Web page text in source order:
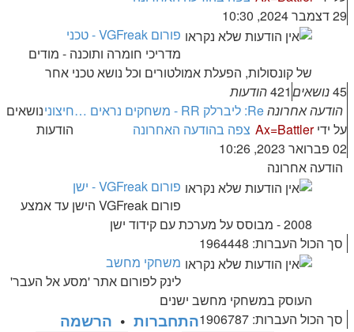
29 דצמבר 2024, 10:30
פורום VGFreak - טכני
מדריכי חומרה ותוכנה - מודים
של קונסולות, הפעלת אמולטורים וכל נושא טכני אחר
45נושאים421הודעות
הודעה אחרונהRe: ליברלק RR - משחקים נראים …
על ידיAx=Battler צפה בהודעה האחרונה
02 פברואר 2023, 10:26
חיצונינושאים
הודעות
הודעה אחרונה
פורום VGFreak - ישן
פורום VGFreak הישן עד אמצע
2008 - מבוסס על מערכת עם קידוד ישן
סך הכול העברות: 1964448
משחקי מחשב
לינק לפורום אתר 'מסע אל העבר'
העוסק במשחקי מחשב ישנים
סך הכול העברות: 1906787
התחברות • הרשמה